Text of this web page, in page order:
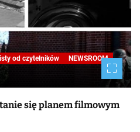
od czytelników
NEWSROOM
się planem filmowym